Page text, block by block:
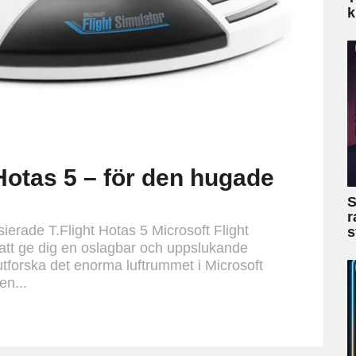
5 – för den hugade
T.Flight Hotas 5 Microsoft Flight
ge dig en oslagbar och uppslukande
det enorma luftrummet i Microsoft